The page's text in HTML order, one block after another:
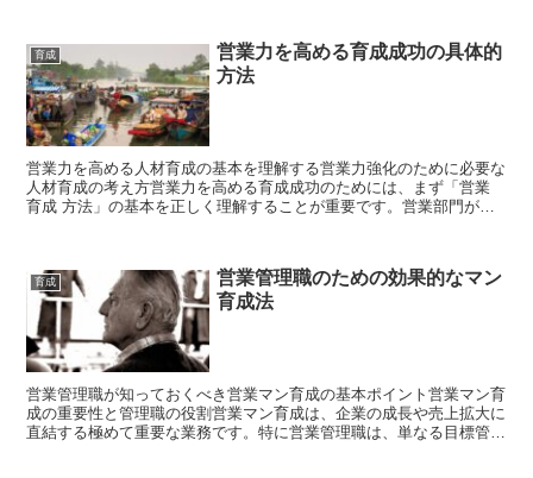
育成
営業力を高める育成成功の具体的
方法
営業力を高める人材育成の基本を理解する営業力強化のために必要な
人材育成の考え方営業力を高める育成成功のためには、まず「営業
育成 方法」の基本を正しく理解することが重要です。営業部門が抱
育成
営業管理職のための効果的なマン
育成法
営業管理職が知っておくべき営業マン育成の基本ポイント営業マン育
成の重要性と管理職の役割営業マン育成は、企業の成長や売上拡大に
直結する極めて重要な業務です。特に営業管理職は、単なる目標管理